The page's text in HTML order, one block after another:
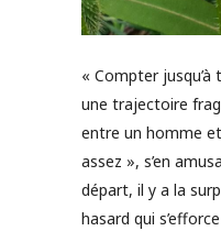
« Compter
une trajectoire
entre un homme
assez », s’en
départ, il y a la
hasard qui